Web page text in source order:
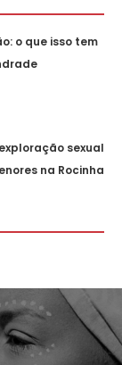
o que isso tem
sexual
na Rocinha